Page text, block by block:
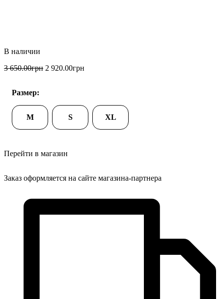
3 650.00грн 2 920.00грн
Размер:
M S XL
Перейти в магазин
Заказ оформляется на сайте магазина-партнера